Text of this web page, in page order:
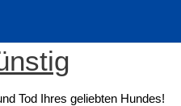
Tod Ihres geliebten Hundes!